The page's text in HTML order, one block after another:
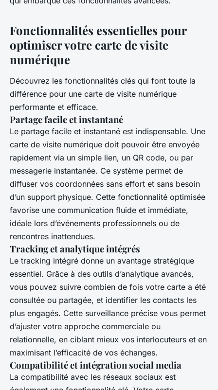
Fonctionnalités essentielles pour
optimiser votre carte de visite
numérique
Découvrez les fonctionnalités clés qui font toute la
différence pour une carte de visite numérique
performante et efficace.
Partage facile et instantané
Le partage facile et instantané est indispensable. Une
carte de visite numérique doit pouvoir être envoyée
rapidement via un simple lien, un QR code, ou par
messagerie instantanée. Ce système permet de
diffuser vos coordonnées sans effort et sans besoin
d’un support physique. Cette fonctionnalité optimisée
favorise une communication fluide et immédiate,
idéale lors d’événements professionnels ou de
rencontres inattendues.
Tracking et analytique intégrés
Le tracking intégré donne un avantage stratégique
essentiel. Grâce à des outils d’analytique avancés,
vous pouvez suivre combien de fois votre carte a été
consultée ou partagée, et identifier les contacts les
plus engagés. Cette surveillance précise vous permet
d’ajuster votre approche commerciale ou
relationnelle, en ciblant mieux vos interlocuteurs et en
maximisant l’efficacité de vos échanges.
Compatibilité et intégration social media
La compatibilité avec les réseaux sociaux est